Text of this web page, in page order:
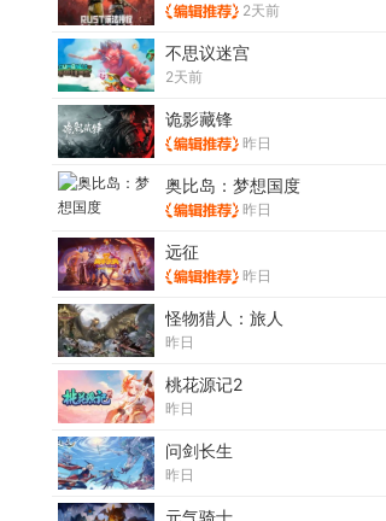
2天前
不思议迷宫
2天前
诡影藏锋
昨日
奥比岛：梦想国度
昨日
远征
昨日
怪物猎人：旅人
昨日
桃花源记2
昨日
问剑长生
昨日